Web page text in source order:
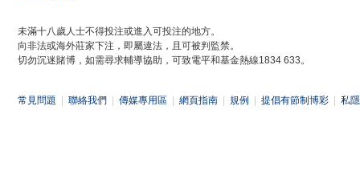
未滿十八歲人士不得投注或進入可投注的地方。
向非法或海外莊家下注，即屬違法，且可被判監禁。
切勿沉迷賭博，如需尋求輔導協助，可致電平和基金熱線1834 633。
常見問題 聯絡我們 傳媒專用區 網頁指南 規例 提倡有節制博彩 私